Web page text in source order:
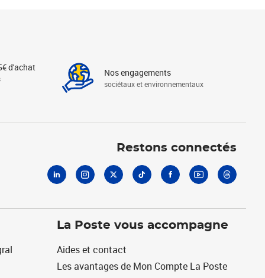
d'achat Nos engagements
sociétaux et environnementaux
Restons connectés
La Poste vous accompagne
Aides et contact
Les avantages de Mon Compte La Poste